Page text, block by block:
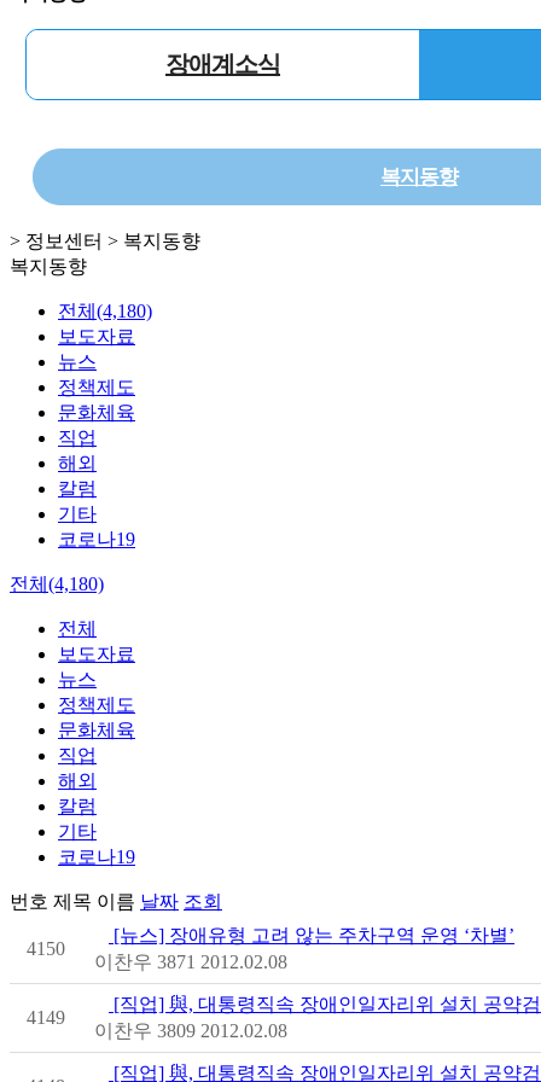
장애계소식
복지동향
> 정보센터 > 복지동향
복지동향
전체(4,180)
보도자료
뉴스
정책제도
문화체육
직업
해외
칼럼
기타
코로나19
전체(4,180)
전체
보도자료
뉴스
정책제도
문화체육
직업
해외
칼럼
기타
코로나19
번호 제목 이름 날짜 조회
4150
[뉴스] 장애유형 고려 않는 주차구역 운영 ‘차별’
이찬우 3871 2012.02.08
4149
[직업] 與, 대통령직속 장애인일자리위 설치 공약
이찬우 3809 2012.02.08
[직업] 與, 대통령직속 장애인일자리위 설치 공약